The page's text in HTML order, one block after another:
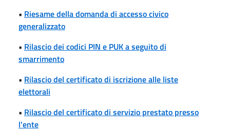
• Riesame della domanda di accesso civico
generalizzato
• Rilascio dei codici PIN e PUK a seguito di
smarrimento
• Rilascio del certificato di iscrizione alle liste
elettorali
• Rilascio del certificato di servizio prestato presso
l'ente